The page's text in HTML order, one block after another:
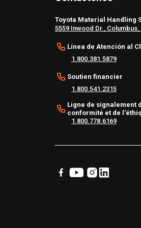
Toyota Material Handling
5559 Inwood Dr., Columbus,
Línea de Atención al
1.800.381.5879
Soutien financier
1.800.541.2315
Ligne de signalement
conformité et de
1.800.778.6169